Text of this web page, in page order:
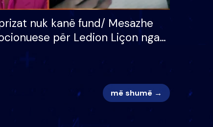
nuk kanë fund/ Mesazhe
për Ledion Liçon nga
më shumë →